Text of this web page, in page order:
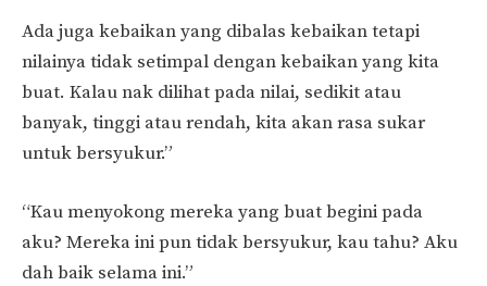
Ada juga kebaikan yang dibalas kebaikan tetapi
nilainya tidak setimpal dengan kebaikan yang kita
buat. Kalau nak dilihat pada nilai, sedikit atau
banyak, tinggi atau rendah, kita akan rasa sukar
untuk bersyukur.”
“Kau menyokong mereka yang buat begini pada
aku? Mereka ini pun tidak bersyukur, kau tahu? Aku
dah baik selama ini.”